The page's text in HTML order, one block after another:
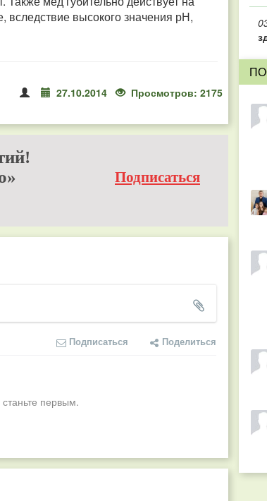
высокого значения рН,
27.10.2014 Просмотров: 2175
Подписаться
Подписаться Поделиться
первым.